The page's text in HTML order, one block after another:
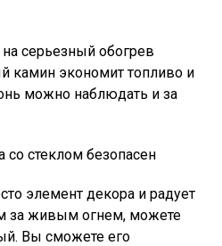
серьезный обогрев
камин экономит топливо и
можно наблюдать и за
элемент декора и радует
за живым огнем, можете
Вы сможете его